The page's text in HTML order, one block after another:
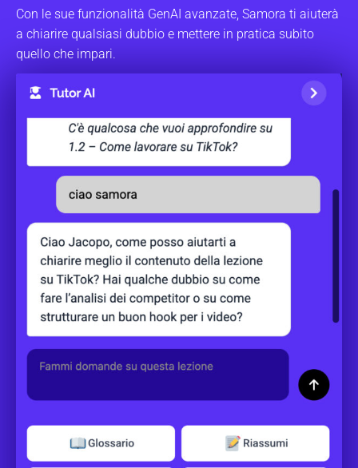
Con le sue funzionalità GenAI avanzate, Samora ti aiuterà
a chiarire qualsiasi dubbio e mettere in pratica subito
quello che impari.